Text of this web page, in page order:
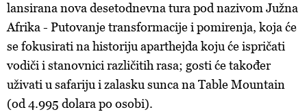
lansirana nova desetodnevna tura pod nazivom Južna
Afrika - Putovanje transformacije i pomirenja, koja će
se fokusirati na historiju aparthejda koju će ispričati
vodiči i stanovnici različitih rasa; gosti će također
uživati u safariju i zalasku sunca na Table Mountain
(od 4.995 dolara po osobi).